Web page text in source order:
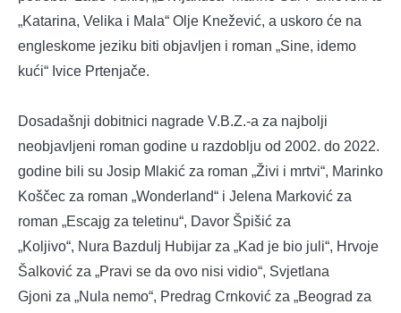
„Katarina, Velika i Mala“ Olje Knežević, a uskoro će na
engleskome jeziku biti objavljen i roman „Sine, idemo
kući“ Ivice Prtenjače.
Dosadašnji dobitnici nagrade V.B.Z.-a za najbolji
neobjavljeni roman godine u razdoblju od 2002. do 2022.
godine bili su Josip Mlakić za roman „Živi i mrtvi“, Marinko
Koščec za roman „Wonderland“ i Jelena Marković za
roman „Escajg za teletinu“, Davor Špišić za
„Koljivo“, Nura Bazdulj Hubijar za „Kad je bio juli“, Hrvoje
Šalković za „Pravi se da ovo nisi vidio“, Svjetlana
Gjoni za „Nula nemo“, Predrag Crnković za „Beograd za